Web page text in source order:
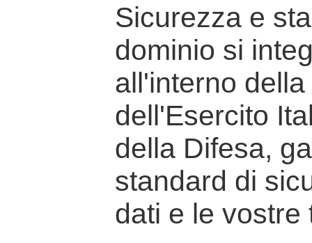
Sicurezza e
dominio si
all'interno
dell'Esercito
della Difesa,
standard di
dati e le vostre